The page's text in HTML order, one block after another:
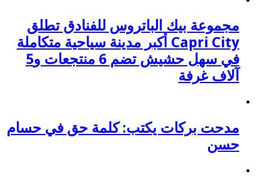
مجموعة بيك الباتروس للفنادق تطلق
Capri City أكبر مدينة سياحية متكاملة
في سهل حشيش تضم 6 منتجعات و5
آلاف غرفة
مدحت بركات يكتب: كلمة حق في حسام
حسن